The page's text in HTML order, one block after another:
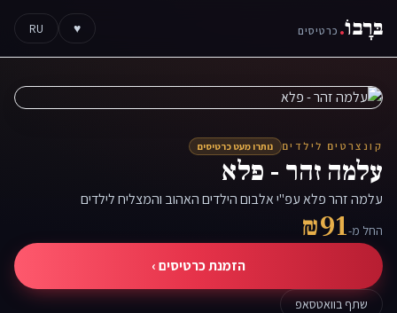
בּרָבוֹ. כרטיסים ♥
RU
קונצרטים לילדים נותרו מעט כרטיסים
עלמה זהר - פלא
עלמה זהר פלא עפ"י אלבום הילדים האהוב והמצליח לילדים
החל מ-₪91
הזמנת כרטיסים ›
שתף בוואטסאפ